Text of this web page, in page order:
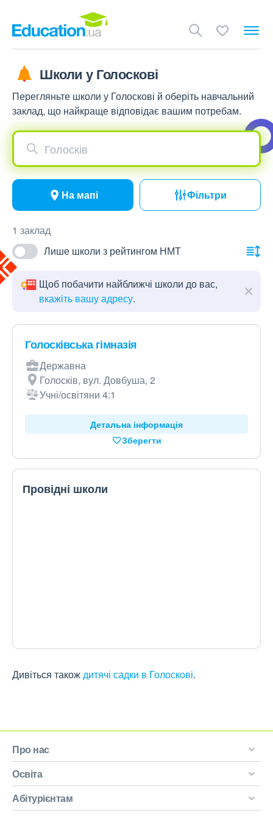
Школи у Голоскові
Перегляньте школи у Голоскові й оберіть навчальний
заклад, що найкраще відповідає вашим потребам.
Голосків
На мапі Фільтри
1 заклад
Лише школи з рейтингом НМТ
Щоб побачити найближчі школи до вас,
вкажіть вашу адресу.
Голосківська гімназія
Державна
Голосків, вул. Довбуша, 2
Учні/освітяни 4:1
Детальна інформація
Зберегти
Провідні школи
Дивіться такождитячі садки в Голоскові.
Про нас
Освіта
Абітурієнтам